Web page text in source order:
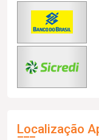
Localização